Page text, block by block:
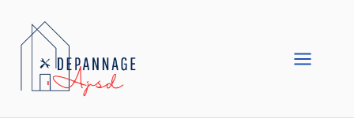
contenu